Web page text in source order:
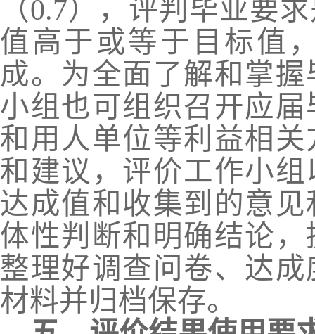
（0.7），评判毕业要
值高于或等于目标值
成。为全面了解和掌
小组也可组织召开应
和用人单位等利益相
和建议，评价工作小
达成值和收集到的意
体性判断和明确结论
整理好调查问卷、达
材料并归档保存。